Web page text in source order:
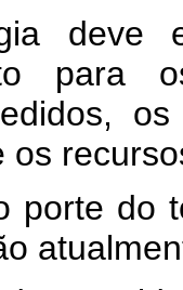
deve
para
os
porte do